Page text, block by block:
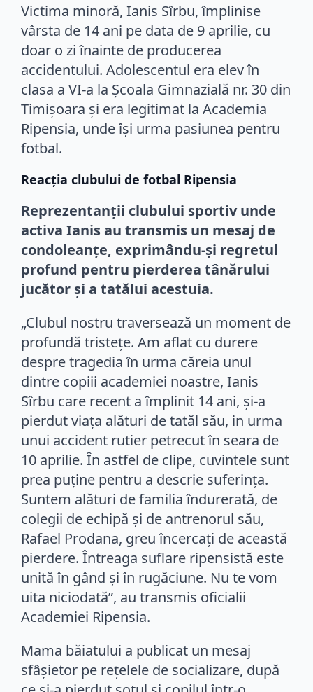
Victima minoră, Ianis Sîrbu, împlinise
vârsta de 14 ani pe data de 9 aprilie, cu
doar o zi înainte de producerea
accidentului. Adolescentul era elev în
clasa a VI-a la Școala Gimnazială nr. 30 din
Timișoara și era legitimat la Academia
Ripensia, unde își urma pasiunea pentru
fotbal.
Reacția clubului de fotbal Ripensia
Reprezentanții clubului sportiv unde
activa Ianis au transmis un mesaj de
condoleanțe, exprimându-și regretul
profund pentru pierderea tânărului
jucător și a tatălui acestuia.
„Clubul nostru traversează un moment de
profundă tristețe. Am aflat cu durere
despre tragedia în urma căreia unul
dintre copiii academiei noastre, Ianis
Sîrbu care recent a împlinit 14 ani, și-a
pierdut viața alături de tatăl său, in urma
unui accident rutier petrecut în seara de
10 aprilie. În astfel de clipe, cuvintele sunt
prea puține pentru a descrie suferința.
Suntem alături de familia îndurerată, de
colegii de echipă și de antrenorul său,
Rafael Prodana, greu încercați de această
pierdere. Întreaga suflare ripensistă este
unită în gând și în rugăciune. Nu te vom
uita niciodată”, au transmis oficialii
Academiei Ripensia.
Mama băiatului a publicat un mesaj
sfâșietor pe rețelele de socializare, după